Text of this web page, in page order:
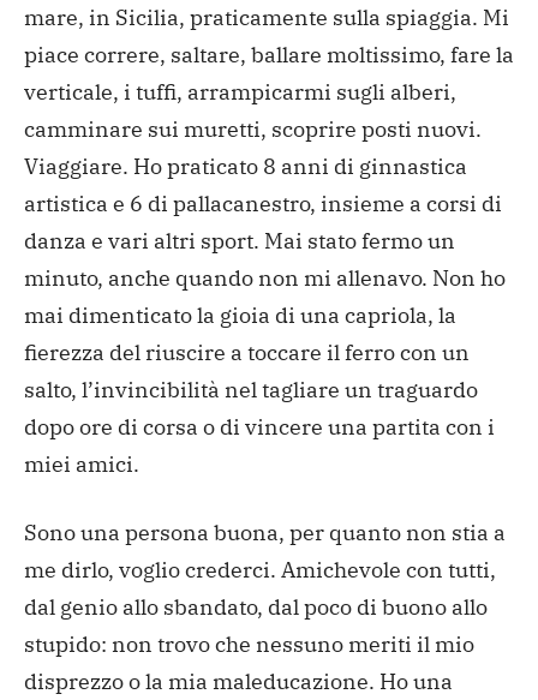
mare, in Sicilia, praticamente sulla spiaggia. Mi
piace correre, saltare, ballare moltissimo, fare la
verticale, i tuffi, arrampicarmi sugli alberi,
camminare sui muretti, scoprire posti nuovi.
Viaggiare. Ho praticato 8 anni di ginnastica
artistica e 6 di pallacanestro, insieme a corsi di
danza e vari altri sport. Mai stato fermo un
minuto, anche quando non mi allenavo. Non ho
mai dimenticato la gioia di una capriola, la
fierezza del riuscire a toccare il ferro con un
salto, l’invincibilità nel tagliare un traguardo
dopo ore di corsa o di vincere una partita con i
miei amici.
Sono una persona buona, per quanto non stia a
me dirlo, voglio crederci. Amichevole con tutti,
dal genio allo sbandato, dal poco di buono allo
stupido: non trovo che nessuno meriti il mio
disprezzo o la mia maleducazione. Ho una